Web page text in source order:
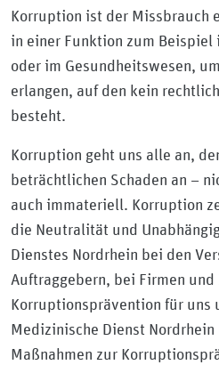
Korruption ist der Missbrauch
in einer Funktion zum
oder im Gesundheitswesen,
erlangen, auf den kein
besteht.
Korruption geht uns alle an,
beträchtlichen Schaden an –
auch immateriell. Korruption
die Neutralität und
Dienstes Nordrhein bei den
Auftraggebern, bei Firmen
Korruptionsprävention für uns
Medizinische Dienst
Maßnahmen zur